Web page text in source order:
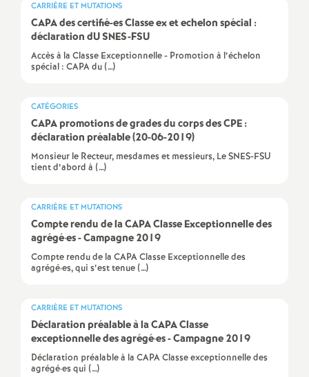
e
r
é
r
l
n
CARRIÈRE ET MUTATIONS
CAPA des certifié-es Classe ex et echelon spécial :
déclaration dU SNES-FSU
Accès à la Classe Exceptionnelle - Promotion à l’échelon
spécial : CAPA du (…)
CATÉGORIES
CAPA promotions de grades du corps des CPE :
déclaration préalable (20-06-2019)
Monsieur le Recteur, mesdames et messieurs, Le SNES-FSU
tient d’abord à (…)
CARRIÈRE ET MUTATIONS
Compte rendu de la CAPA Classe Exceptionnelle des
agrégé·es - Campagne 2019
Compte rendu de la CAPA Classe Exceptionnelle des
agrégé·es, qui s’est tenue (…)
CARRIÈRE ET MUTATIONS
Déclaration préalable à la CAPA Classe
exceptionnelle des agrégé·es - Campagne 2019
Déclaration préalable à la CAPA Classe exceptionnelle des
agrégé·es qui (…)